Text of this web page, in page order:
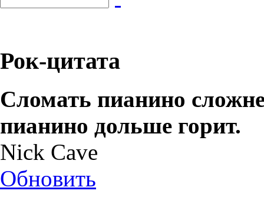
Рок-цитата
Сломать пианино
пианино дольше горит.
Nick Cave
Обновить